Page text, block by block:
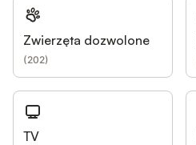
Zwierzęta dozwolone
(202)
TV